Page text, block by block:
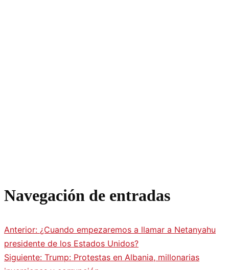
Navegación de entradas
Anterior: ¿Cuando empezaremos a llamar a Netanyahu
presidente de los Estados Unidos?
Siguiente: Trump: Protestas en Albania, millonarias